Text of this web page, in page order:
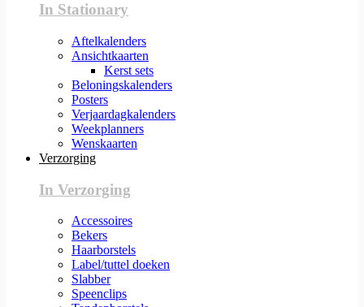
In Stationary
Aftelkalenders
Ansichtkaarten
Kerst sets
Beloningskalenders
Posters
Verjaardagkalenders
Weekplanners
Wenskaarten
Verzorging
In Verzorging
Accessoires
Bekers
Haarborstels
Label/tuttel doeken
Slabber
Speenclips